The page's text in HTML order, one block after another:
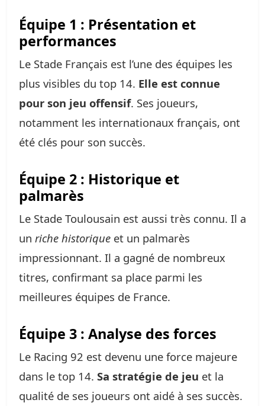
Équipe 1 : Présentation et
performances
Le Stade Français est l’une des équipes les
plus visibles du top 14. Elle est connue
pour son jeu offensif. Ses joueurs,
notamment les internationaux français, ont
été clés pour son succès.
Équipe 2 : Historique et
palmarès
Le Stade Toulousain est aussi très connu. Il a
un riche historique et un palmarès
impressionnant. Il a gagné de nombreux
titres, confirmant sa place parmi les
meilleures équipes de France.
Équipe 3 : Analyse des forces
Le Racing 92 est devenu une force majeure
dans le top 14. Sa stratégie de jeu et la
qualité de ses joueurs ont aidé à ses succès.